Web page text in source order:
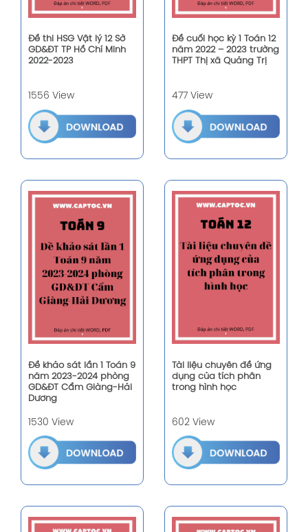
Đề thi HSG Vật lý 12 Sở
GD&ĐT TP Hồ Chí Minh
2022-2023
1556 View
Đề cuối học kỳ 1 Toán 12
năm 2022 – 2023 trường
THPT Thị xã Quảng Trị
477 View
Đề khảo sát lần 1 Toán 9
năm 2023-2024 phòng
GD&ĐT Cẩm Giàng-Hải
Dương
1530 View
Tài liệu chuyên đề ứng
dụng của tích phân
trong hình học
602 View